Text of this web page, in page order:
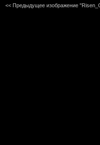
<< Предыдущее изображение